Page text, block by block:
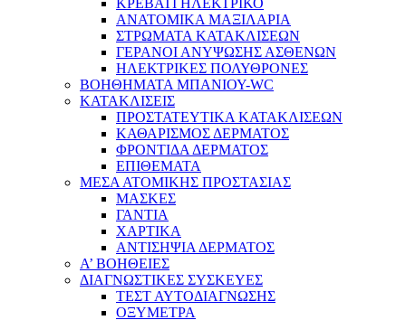
ΚΡΕΒΑΤΙ ΗΛΕΚΤΡΙΚΟ
ΑΝΑΤΟΜΙΚΑ ΜΑΞΙΛΑΡΙΑ
ΣΤΡΩΜΑΤΑ ΚΑΤΑΚΛΙΣΕΩΝ
ΓΕΡΑΝΟΙ ΑΝΥΨΩΣΗΣ ΑΣΘΕΝΩΝ
ΗΛΕΚΤΡΙΚΕΣ ΠΟΛΥΘΡΟΝΕΣ
ΒΟΗΘΗΜΑΤΑ ΜΠΑΝΙΟΥ-WC
ΚΑΤΑΚΛΙΣΕΙΣ
ΠΡΟΣΤΑΤΕΥΤΙΚΑ ΚΑΤΑΚΛΙΣΕΩΝ
ΚΑΘΑΡΙΣΜΟΣ ΔΕΡΜΑΤΟΣ
ΦΡΟΝΤΙΔΑ ΔΕΡΜΑΤΟΣ
ΕΠΙΘΕΜΑΤΑ
ΜΕΣΑ ΑΤΟΜΙΚΗΣ ΠΡΟΣΤΑΣΙΑΣ
ΜΑΣΚΕΣ
ΓΑΝΤΙΑ
ΧΑΡΤΙΚΑ
ΑΝΤΙΣΗΨΙΑ ΔΕΡΜΑΤΟΣ
Α’ ΒΟΗΘΕΙΕΣ
ΔΙΑΓΝΩΣΤΙΚΕΣ ΣΥΣΚΕΥΕΣ
ΤΕΣΤ ΑΥΤΟΔΙΑΓΝΩΣΗΣ
ΟΞΥΜΕΤΡΑ